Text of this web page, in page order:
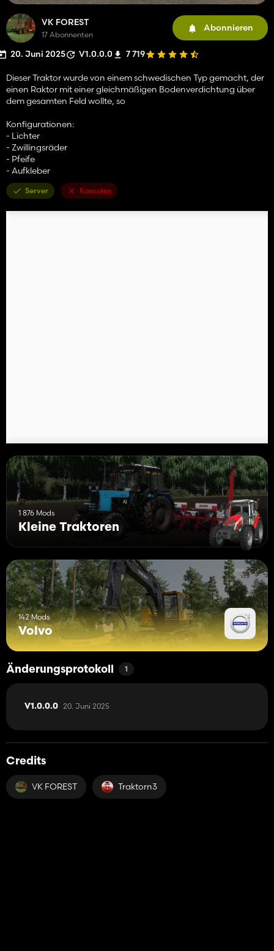
VK FOREST
17 Abonnenten
Abonnieren
20. Juni 2025 V1.0.0.0 7 719
Dieser Traktor wurde von einem schwedischen Typ gemacht, der
einen Raktor mit einer gleichmäßigen Bodenverdichtung über
dem gesamten Feld wollte, so
Konfigurationen:
- Lichter
- Zwillingsräder
- Pfeife
- Aufkleber
Server Konsolen
1 876 Mods
Kleine Traktoren
142 Mods
Volvo
Änderungsprotokoll 1
V1.0.0.0 20. Juni 2025
Credits
VK FOREST Traktorn3